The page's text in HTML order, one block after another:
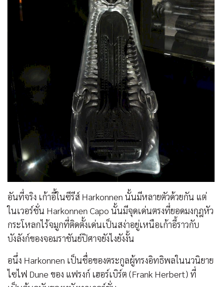
อันที่จริง เก้าอี้ในซีรีส์ Harkonnen นั้นมีหลายตัวด้วยกัน แต่
ในเวอร์ชั่น Harkonnen Capo นั้นมีจุดเด่นตรงที่ยอดมงกุฎหัว
กระโหลกไร้จมูกที่ติดตั้งเด่นเป็นสง่าอยู่เหนือเก้าอี้ราวกับ
บังลังก์ของจอมราชันย์ปิศาจยังไงยังงั้น
อนึ่ง Harkonnen เป็นชื่อของตระกูลผู้ทรงอิทธิพลในนวนิยาย
ไซไฟ Dune ของ แฟรงก์ เฮอร์เบิร์ต (Frank Herbert) ที่